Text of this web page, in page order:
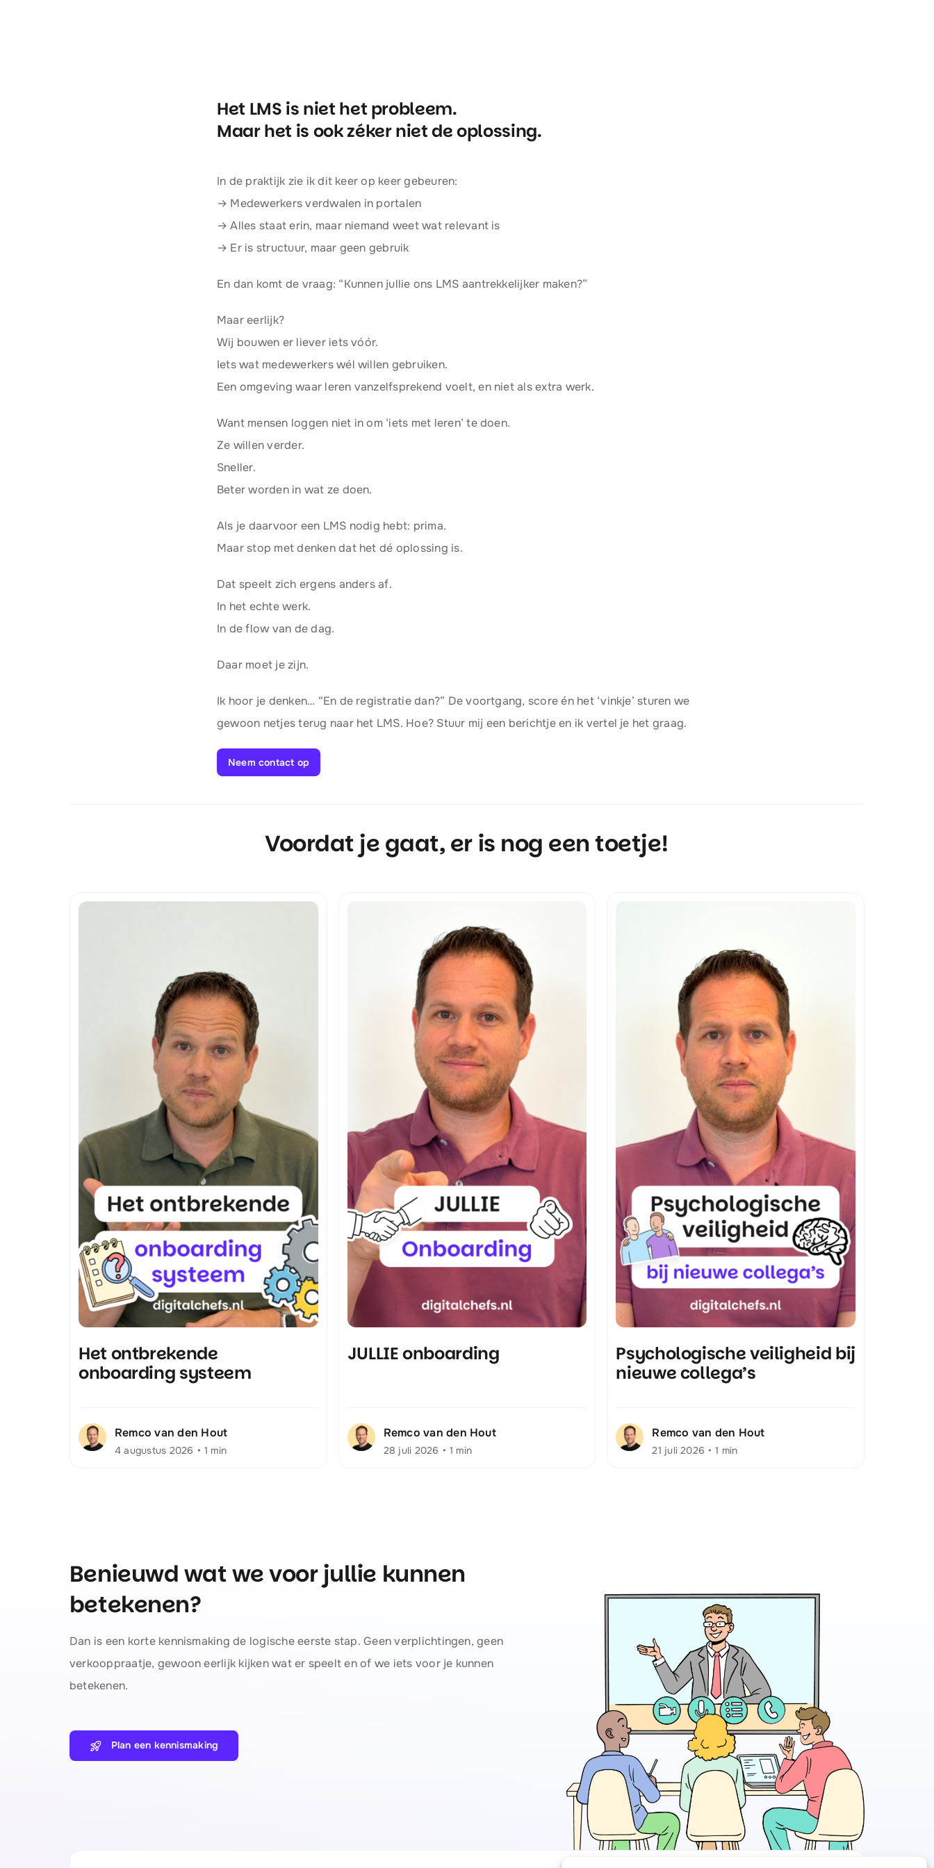
Het LMS is niet het probleem.
Maar het is ook zéker niet de oplossing.
In de praktijk zie ik dit keer op keer gebeuren:
→ Medewerkers verdwalen in portalen
→ Alles staat erin, maar niemand weet wat relevant is
→ Er is structuur, maar geen gebruik
En dan komt de vraag: “Kunnen jullie ons LMS aantrekkelijker maken?”
Maar eerlijk?
Wij bouwen er liever iets vóór.
Iets wat medewerkers wél willen gebruiken.
Een omgeving waar leren vanzelfsprekend voelt, en niet als extra werk.
Want mensen loggen niet in om ‘iets met leren’ te doen.
Ze willen verder.
Sneller.
Beter worden in wat ze doen.
Als je daarvoor een LMS nodig hebt: prima.
Maar stop met denken dat het dé oplossing is.
Dat speelt zich ergens anders af.
In het echte werk.
In de flow van de dag.
Daar moet je zijn.
Ik hoor je denken… “En de registratie dan?” De voortgang, score én het ‘vinkje’ sturen we
gewoon netjes terug naar het LMS. Hoe? Stuur mij een berichtje en ik vertel je het graag.
Neem contact op
Voordat je gaat, er is nog een toetje!
Het ontbrekende
onboarding systeem
Remco van den Hout
4 augustus 2026 • 1 min
JULLIE onboarding
Remco van den Hout
28 juli 2026 • 1 min
Psychologische veiligheid bij
nieuwe collega’s
Remco van den Hout
21 juli 2026 • 1 min
Benieuwd wat we voor jullie kunnen
betekenen?
Dan is een korte kennismaking de logische eerste stap. Geen verplichtingen, geen
verkooppraatje, gewoon eerlijk kijken wat er speelt en of we iets voor je kunnen
betekenen.
Plan een kennismaking